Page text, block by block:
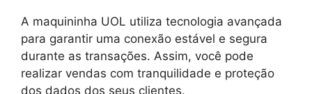
A maquininha UOL utiliza tecnologia avançada
para garantir uma conexão estável e segura
durante as transações. Assim, você pode
realizar vendas com tranquilidade e proteção
dos dados dos seus clientes.